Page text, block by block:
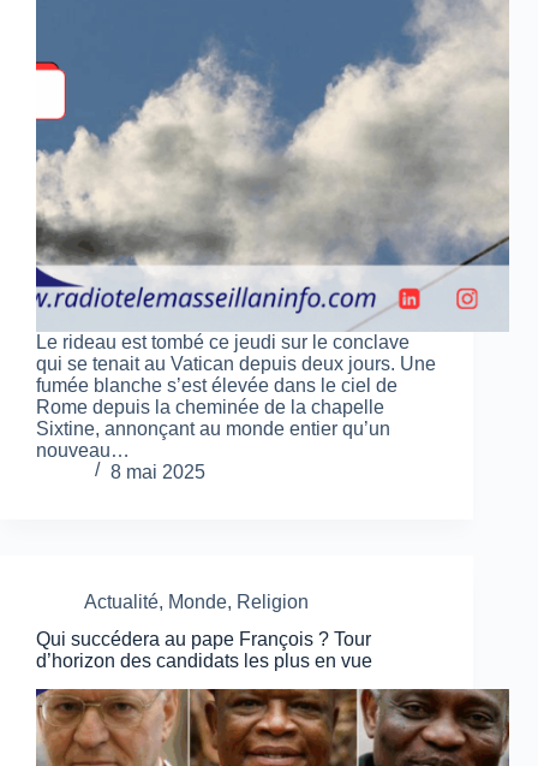
Le rideau est tombé ce jeudi sur le conclave
qui se tenait au Vatican depuis deux jours. Une
fumée blanche s’est élevée dans le ciel de
Rome depuis la cheminée de la chapelle
Sixtine, annonçant au monde entier qu’un
nouveau…
8 mai 2025
Actualité, Monde, Religion
Qui succédera au pape François ? Tour
d’horizon des candidats les plus en vue